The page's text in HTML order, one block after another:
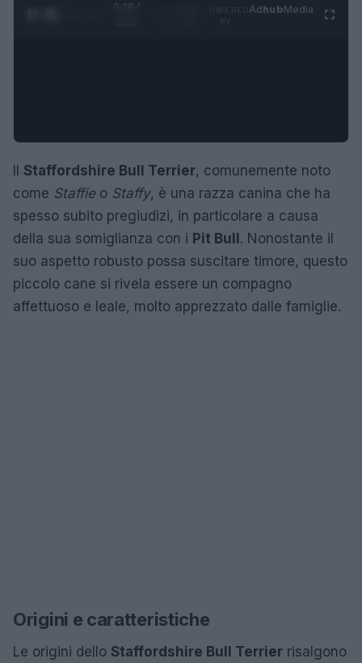
0:28 /
AdhubMedia
Il Staffordshire Bull Terrier, comunemente noto
come Staffieo Staffy, è una razza canina che ha
spesso subito pregiudizi, in particolare a causa
della sua somiglianza con i Pit Bull. Nonostante il
suo aspetto robusto possa suscitare timore, questo
piccolo cane si rivela essere un compagno
affettuoso e leale, molto apprezzato dalle famiglie.
Origini e caratteristiche
Le origini dello Staffordshire Bull Terrier risalgono